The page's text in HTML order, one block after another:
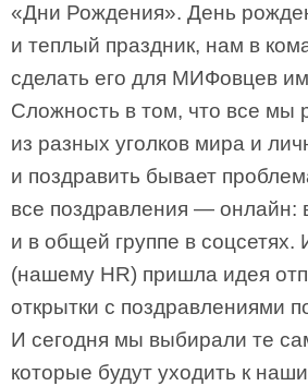
«Дни Рождения». День
и теплый праздник, нам в
сделать его для МИФовцев
Сложность в том, что все мы
из разных уголков мира и
и поздравить бывает
все поздравления — онлайн:
и в общей группе в соцсетях.
(нашему HR) пришла идея
открытки с поздравлениями
И сегодня мы выбирали те
которые будут уходить к